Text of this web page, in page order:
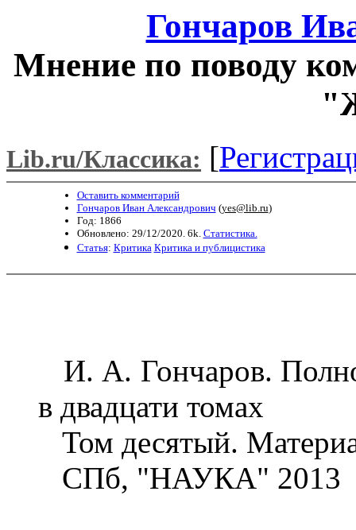
Гончаров
Мнение по поводу
Lib.ru/Классика: [
Оставить комментарий
Гончаров Иван Александрович (yes@lib.ru)
Год: 1866
Обновлено: 29/12/2020. 6k. Статистика.
Статья: Критика Критика и публицистика
И. А. Гончаров.
в двадцати томах
Том десятый.
СПб, "НАУКА" 2013